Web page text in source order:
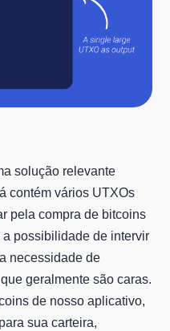
solução relevante
contém vários UTXOs
pela compra de bitcoins
possibilidade de intervir
necessidade de
geralmente são caras.
de nosso aplicativo,
sua carteira,